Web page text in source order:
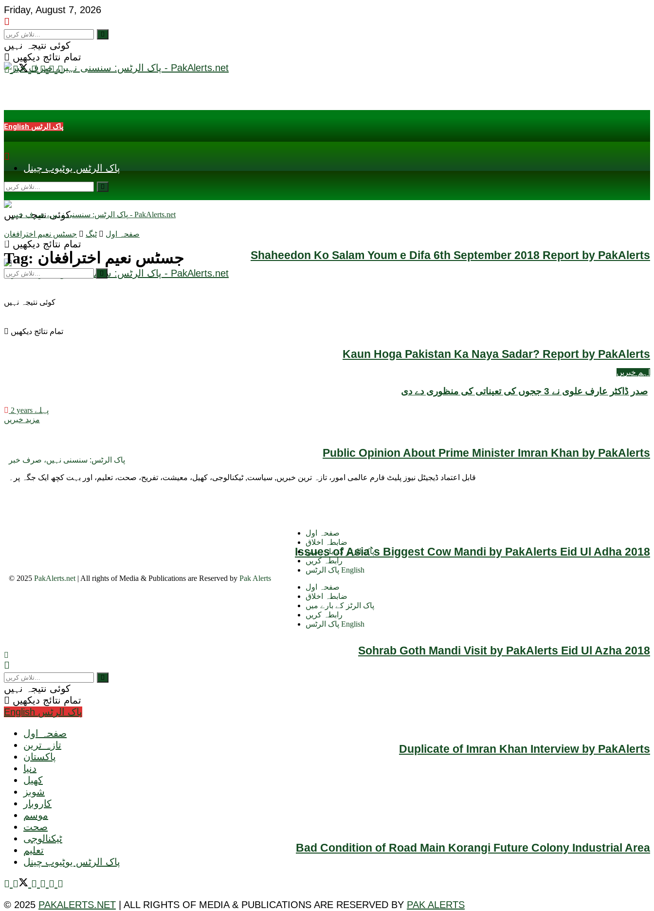
Friday, August 7, 2026
کوئی نتیجہ نہیں
تمام نتائج دیکھیں
English پاک الرٹس
پاک الرٹس یوٹیوب چینل
Shaheedon Ko Salam Youm e Difa 6th September 2018 Report by PakAlerts
Kaun Hoga Pakistan Ka Naya Sadar? Report by PakAlerts
Public Opinion About Prime Minister Imran Khan by PakAlerts
Issues of Asia`s Biggest Cow Mandi by PakAlerts Eid Ul Adha 2018
Sohrab Goth Mandi Visit by PakAlerts Eid Ul Azha 2018
Duplicate of Imran Khan Interview by PakAlerts
Bad Condition of Road Main Korangi Future Colony Industrial Area
کوئی نتیجہ نہیں
تمام نتائج دیکھیں
کوئی نتیجہ نہیں
تمام نتائج دیکھیں
صفحہ اول ٹیگ جسٹس نعیم اخترافغان
Tag: جسٹس نعیم اخترافغان
اہم خبریں
صدر ڈاکٹر عارف علوی نے 3 ججوں کی تعیناتی کی منظوری دے دی
2 years پہلے
مزید خبریں
پاک الرٹس: سنسنی نہیں، صرف خبر
قابل اعتماد ڈیجیٹل نیوز پلیٹ فارم عالمی امور، تازہ ترین خبریں, سیاست, ٹیکنالوجی، کھیل، معیشت، تفریح، صحت، تعلیم، اور بہت کچھ ایک جگہ پر۔
© 2025 PakAlerts.net | All rights of Media & Publications are Reserved by Pak Alerts
صفحہ اول
ضابطہ اخلاق
پاک الرٹز کے بارے میں
رابطہ کریں
پاک الرٹس English
صفحہ اول
ضابطہ اخلاق
پاک الرٹز کے بارے میں
رابطہ کریں
پاک الرٹس English
کوئی نتیجہ نہیں
تمام نتائج دیکھیں
English پاک الرٹس
صفحہ اول
تازہ ترین
پاکستان
دنیا
کھیل
شوبز
کاروبار
موسم
صحت
ٹیکنالوجی
تعلیم
پاک الرٹس یوٹیوب چینل
© 2025 PAKALERTS.NET | ALL RIGHTS OF MEDIA & PUBLICATIONS ARE RESERVED BY PAK ALERTS